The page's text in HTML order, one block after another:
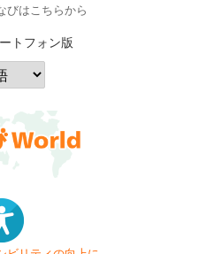
びはこちらから
トフォン版